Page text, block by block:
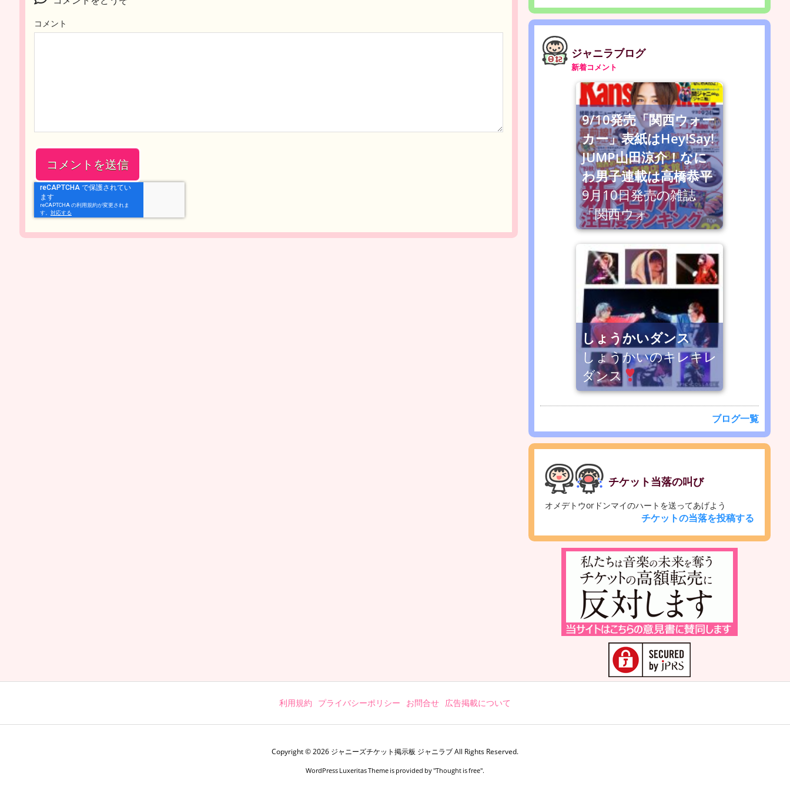
コメント
ジャニラブログ
新着コメント
9/10発売「関西ウォー
カー」表紙はHey!Say!
JUMP山田涼介！なに
わ男子連載は高橋恭平
9月10日発売の雑誌
「関西ウォ
しょうかいダンス
しょうかいのキレキレ
ダンス
ブログ一覧
チケット当落の叫び
オメデトウorドンマイのハートを送ってあげよう
チケットの当落を投稿する
利用規約 プライバシーポリシー お問合せ 広告掲載について
Copyright ©2026 ジャニーズチケット掲示板 ジャニラブAll Rights Reserved.
WordPress Luxeritas Theme is provided by "Thought is free".